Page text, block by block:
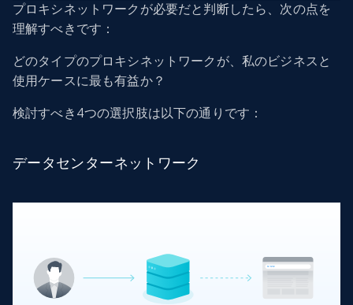
プロキシネットワークが必要だと判断したら、次の点を
理解すべきです：
どのタイプのプロキシネットワークが、私のビジネスと
使用ケースに最も有益か？
検討すべき4つの選択肢は以下の通りです：
データセンターネットワーク